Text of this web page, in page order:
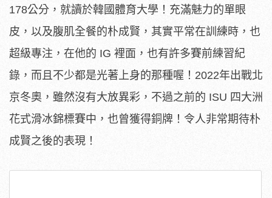
178公分，就讀於韓國體育大學！充滿魅力的單眼
皮，以及腹肌全餐的朴成賢，其實平常在訓練時，也
超級專注，在他的 IG 裡面，也有許多賽前練習紀
錄，而且不少都是光著上身的那種喔！2022年出戰北
京冬奧，雖然沒有大放異彩，不過之前的 ISU 四大洲
花式滑冰錦標賽中，也曾獲得銅牌！令人非常期待朴
成賢之後的表現！